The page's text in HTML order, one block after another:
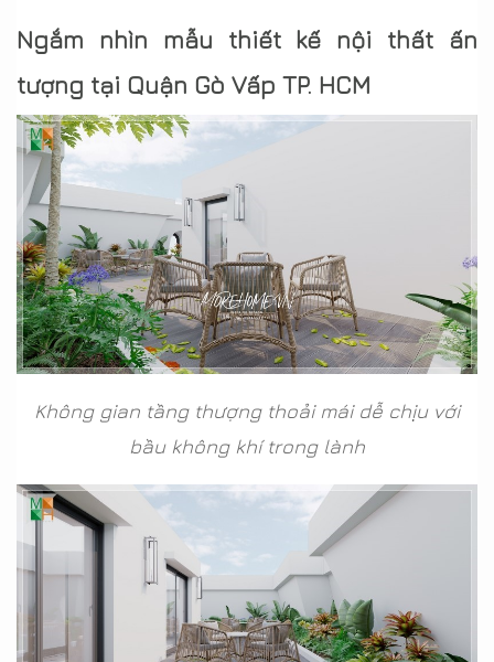
Ngắm nhìn mẫu thiết kế nội thất ấn
tượng tại Quận Gò Vấp TP. HCM
Không gian tầng thượng thoải mái dễ chịu với
bầu không khí trong lành